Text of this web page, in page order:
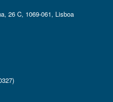
26 C, 1069-061, Lisboa